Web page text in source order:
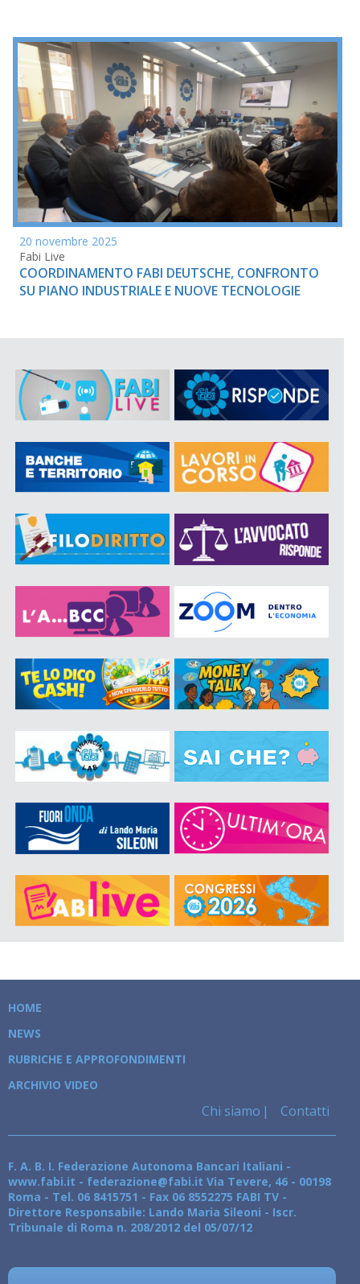
20 novembre 2025
Fabi Live
COORDINAMENTO FABI DEUTSCHE, CONFRONTO
SU PIANO INDUSTRIALE E NUOVE TECNOLOGIE
HOME
NEWS
RUBRICHE E APPROFONDIMENTI
ARCHIVIO VIDEO
Chi siamo Contatti
F. A. B. I. Federazione Autonoma Bancari Italiani -
www.fabi.it - federazione@fabi.it Via Tevere, 46 - 00198
Roma - Tel. 06 8415751 - Fax 06 8552275 FABI TV -
Direttore Responsabile: Lando Maria Sileoni - Iscr.
Tribunale di Roma n. 208/2012 del 05/07/12